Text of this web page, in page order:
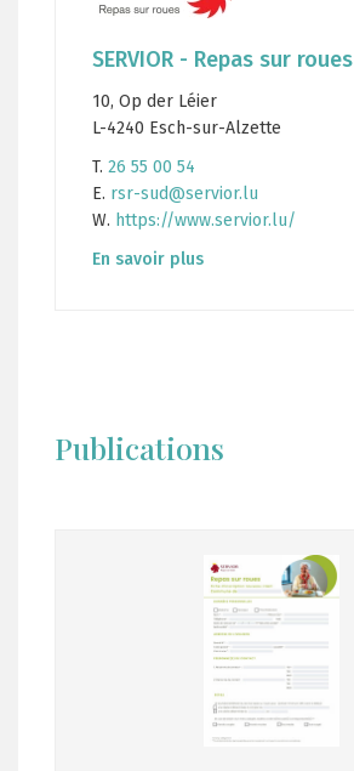
SERVIOR - Repas sur roues
10, Op der Léier
L-4240 Esch-sur-Alzette
T. 26 55 00 54
E. rsr-sud@servior.lu
W. https://www.servior.lu/
En savoir plus
Publications